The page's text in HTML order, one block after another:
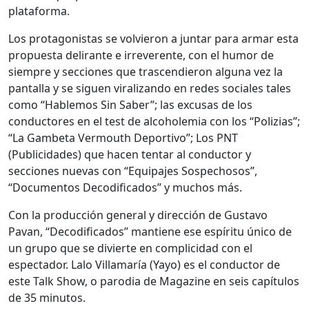
plataforma.
Los protagonistas se volvieron a juntar para armar esta
propuesta delirante e irreverente, con el humor de
siempre y secciones que trascendieron alguna vez la
pantalla y se siguen viralizando en redes sociales tales
como “Hablemos Sin Saber”; las excusas de los
conductores en el test de alcoholemia con los “Polizias”;
“La Gambeta Vermouth Deportivo”; Los PNT
(Publicidades) que hacen tentar al conductor y
secciones nuevas con “Equipajes Sospechosos”,
“Documentos Decodificados” y muchos más.
Con la producción general y dirección de Gustavo
Pavan, “Decodificados” mantiene ese espíritu único de
un grupo que se divierte en complicidad con el
espectador. Lalo Villamaría (Yayo) es el conductor de
este Talk Show, o parodia de Magazine en seis capítulos
de 35 minutos.